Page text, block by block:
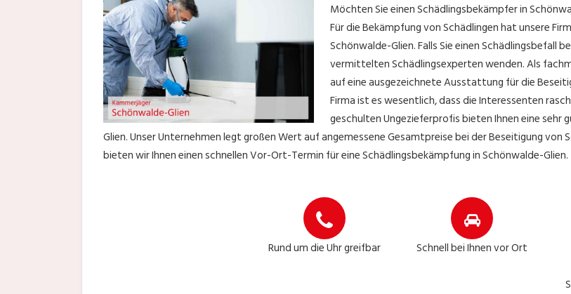
Möchten Sie einen Schädlingsbekämpfer in
Für die Bekämpfung von Schädlingen hat unsere
Schönwalde-Glien. Falls Sie einen Schädlingsbefall
vermittelten Schädlingsexperten wenden. Als
auf eine ausgezeichnete Ausstattung für die
Firma ist es wesentlich, dass die Interessenten
geschulten Ungezieferprofis bieten Ihnen eine
Glien. Unser Unternehmen legt großen Wert auf angemessene Gesamtpreise bei der Beseitigung
bieten wir Ihnen einen schnellen Vor-Ort-Termin für eine Schädlingsbekämpfung in Schönwalde-Glien.
Rund um die Uhr greifbar Schnell bei Ihnen vor Ort